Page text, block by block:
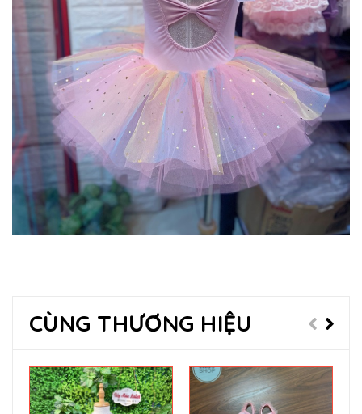
CÙNG THƯƠNG HIỆU